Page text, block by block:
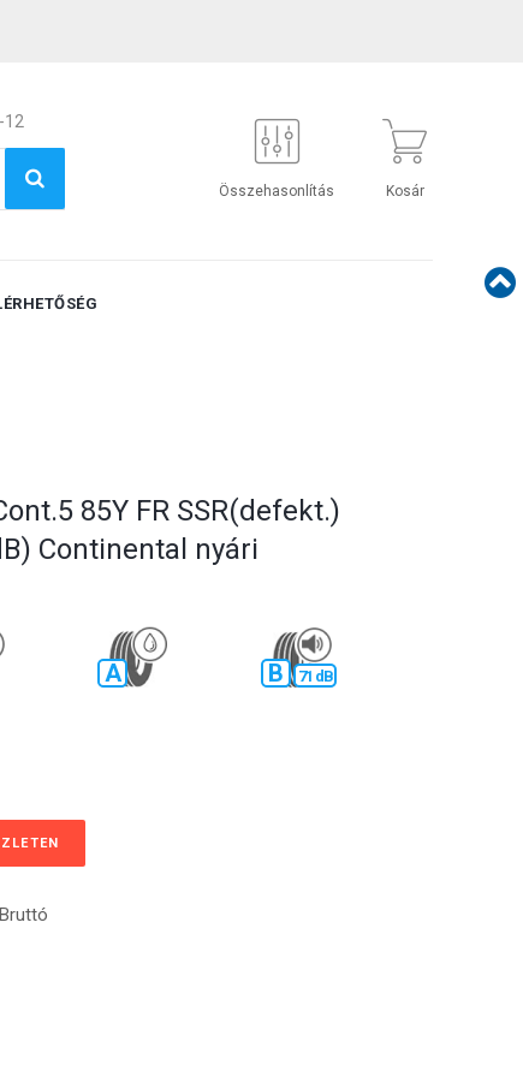
12
Összehasonlítás Kosár
85Y FR SSR(defekt.)
Continental nyári
A B 71 dB
Bruttó